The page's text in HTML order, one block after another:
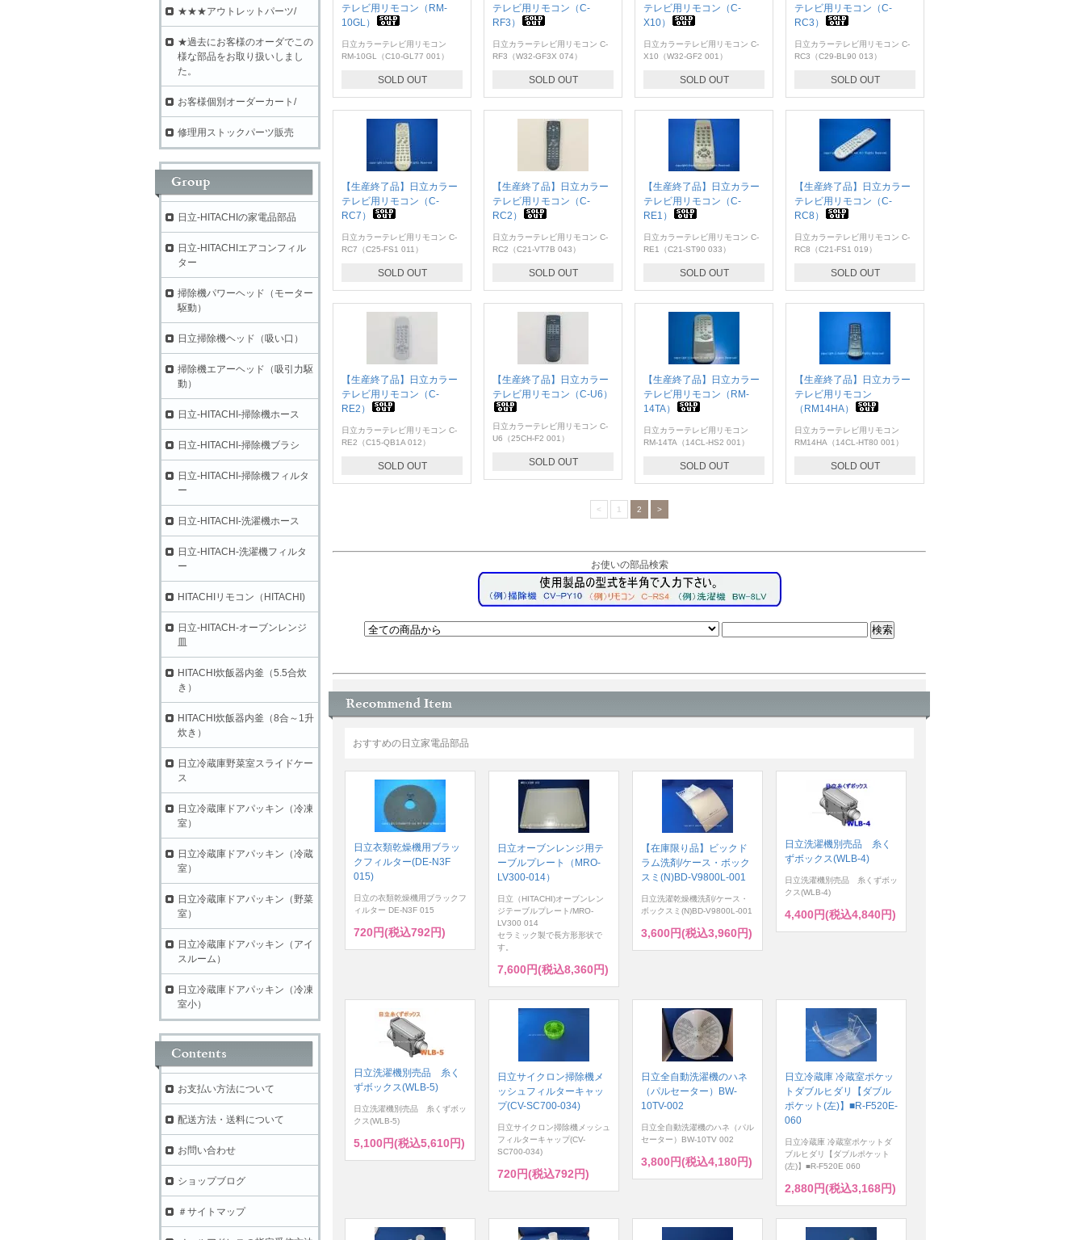
テレビ用リモコン（RM-
10GL）
日立カラーテレビ用リモコン
RM-10GL（C10-GL77 001）
SOLD OUT
テレビ用リモコン（C-
RF3）
日立カラーテレビ用リモコン C-
RF3（W32-GF3X 074）
SOLD OUT
テレビ用リモコン（C-
X10）
日立カラーテレビ用リモコン C-
X10（W32-GF2 001）
SOLD OUT
テレビ用リモコン（C-
RC3）
日立カラーテレビ用リモコン C-
RC3（C29-BL90 013）
SOLD OUT
【生産終了品】日立カラー
テレビ用リモコン（C-
RC7）
日立カラーテレビ用リモコン C-
RC7（C25-FS1 011）
SOLD OUT
【生産終了品】日立カラー
テレビ用リモコン（C-
RC2）
日立カラーテレビ用リモコン C-
RC2（C21-VT7B 043）
SOLD OUT
【生産終了品】日立カラー
テレビ用リモコン（C-
RE1）
日立カラーテレビ用リモコン C-
RE1（C21-ST90 033）
SOLD OUT
【生産終了品】日立カラー
テレビ用リモコン（C-
RC8）
日立カラーテレビ用リモコン C-
RC8（C21-FS1 019）
SOLD OUT
【生産終了品】日立カラー
テレビ用リモコン（C-
RE2）
日立カラーテレビ用リモコン C-
RE2（C15-QB1A 012）
SOLD OUT
【生産終了品】日立カラー
テレビ用リモコン（C-U6）
日立カラーテレビ用リモコン C-
U6（25CH-F2 001）
SOLD OUT
【生産終了品】日立カラー
テレビ用リモコン（RM-
14TA）
日立カラーテレビ用リモコン
RM-14TA（14CL-HS2 001）
SOLD OUT
【生産終了品】日立カラー
テレビ用リモコン
（RM14HA）
日立カラーテレビ用リモコン
RM14HA（14CL-HT80 001）
SOLD OUT
< 1 2 >
お使いの部品検索
おすすめの日立家電品部品
日立衣類乾燥機用ブラッ
クフィルター(DE-N3F
015)
日立の衣類乾燥機用ブラックフ
ィルター DE-N3F 015
720円(税込792円)
日立オーブンレンジ用テ
ーブルプレート（MRO-
LV300-014）
日立（HITACHI)オーブンレン
ジテーブルプレート/MRO-
LV300 014
セラミック製で長方形形状で
す。
7,600円(税込8,360円)
【在庫限り品】ビックド
ラム洗剤/ケース・ボック
スミ(N)BD-V9800L-001
日立洗濯乾燥機洗剤/ケース・
ボックスミ(N)BD-V9800L-001
3,600円(税込3,960円)
日立洗濯機別売品 糸く
ずボックス(WLB-4)
日立洗濯機別売品 糸くずボッ
クス(WLB-4)
4,400円(税込4,840円)
日立洗濯機別売品 糸く
ずボックス(WLB-5)
日立洗濯機別売品 糸くずボッ
クス(WLB-5)
5,100円(税込5,610円)
日立サイクロン掃除機メ
ッシュフィルターキャッ
プ(CV-SC700-034)
日立サイクロン掃除機メッシュ
フィルターキャップ(CV-
SC700-034)
720円(税込792円)
日立全自動洗濯機のハネ
（パルセーター）BW-
10TV-002
日立全自動洗濯機のハネ（パル
セーター）BW-10TV 002
3,800円(税込4,180円)
日立冷蔵庫 冷蔵室ポケッ
トダブルヒダリ【ダブル
ポケット(左)】■R-F520E-
060
日立冷蔵庫 冷蔵室ポケットダ
ブルヒダリ【ダブルポケット
(左)】■R-F520E 060
2,880円(税込3,168円)
★★★アウトレットパーツ/
★過去にお客様のオーダでこの
様な部品をお取り扱いしまし
た。
お客様個別オーダーカート/
修理用ストックパーツ販売
日立-HITACHIの家電品部品
日立-HITACHIエアコンフィル
ター
掃除機パワーヘッド（モーター
駆動）
日立掃除機ヘッド（吸い口）
掃除機エアーヘッド（吸引力駆
動）
日立-HITACHI-掃除機ホース
日立-HITACHI-掃除機ブラシ
日立-HITACHI-掃除機フィルタ
ー
日立-HITACHI-洗濯機ホース
日立-HITACH-洗濯機フィルタ
ー
HITACHIリモコン（HITACHI)
日立-HITACH-オーブンレンジ
皿
HITACHI炊飯器内釜（5.5合炊
き）
HITACHI炊飯器内釜（8合～1升
炊き）
日立冷蔵庫野菜室スライドケー
ス
日立冷蔵庫ドアパッキン（冷凍
室）
日立冷蔵庫ドアパッキン（冷蔵
室）
日立冷蔵庫ドアパッキン（野菜
室）
日立冷蔵庫ドアパッキン（アイ
スルーム）
日立冷蔵庫ドアパッキン（冷凍
室小）
お支払い方法について
配送方法・送料について
お問い合わせ
ショップブログ
＃サイトマップ